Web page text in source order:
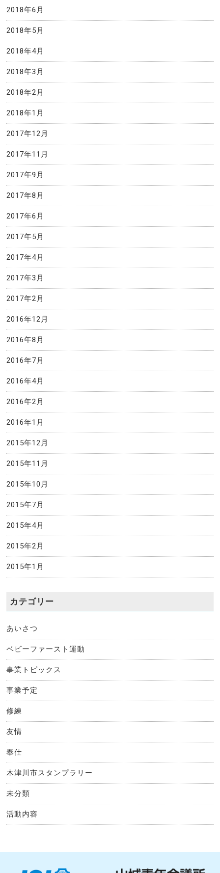
2018年6月
2018年5月
2018年4月
2018年3月
2018年2月
2018年1月
2017年12月
2017年11月
2017年9月
2017年8月
2017年6月
2017年5月
2017年4月
2017年3月
2017年2月
2016年12月
2016年8月
2016年7月
2016年4月
2016年2月
2016年1月
2015年12月
2015年11月
2015年10月
2015年7月
2015年4月
2015年2月
2015年1月
カテゴリー
あいさつ
ベビーファースト運動
事業トピックス
事業予定
修練
友情
奉仕
木津川市スタンプラリー
未分類
活動内容